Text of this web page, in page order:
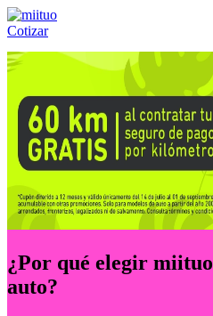
Cotizar
Llámanos al:(55) 84-21-05-00 ó
¿Por qué elegir miituo
auto?